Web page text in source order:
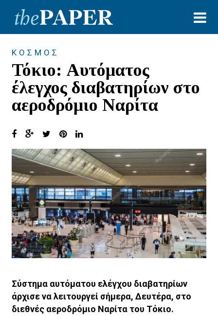
ΚΟΣΜΟΣ
Τόκιο: Αυτόματος
έλεγχος διαβατηρίων στο
αεροδρόμιο Ναρίτα
Σύστημα αυτόματου ελέγχου διαβατηρίων
άρχισε να λειτουργεί σήμερα, Δευτέρα, στο
διεθνές αεροδρόμιο Ναρίτα του Τόκιο.